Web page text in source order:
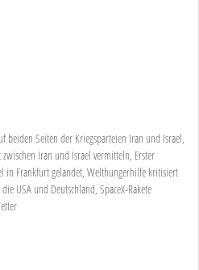
beiden Seiten der Kriegsparteien Iran und Israel,
Iran und Israel vermitteln, Erster
in Frankfurt gelandet, Welthungerhilfe kritisiert
USA und Deutschland, SpaceX-Rakete